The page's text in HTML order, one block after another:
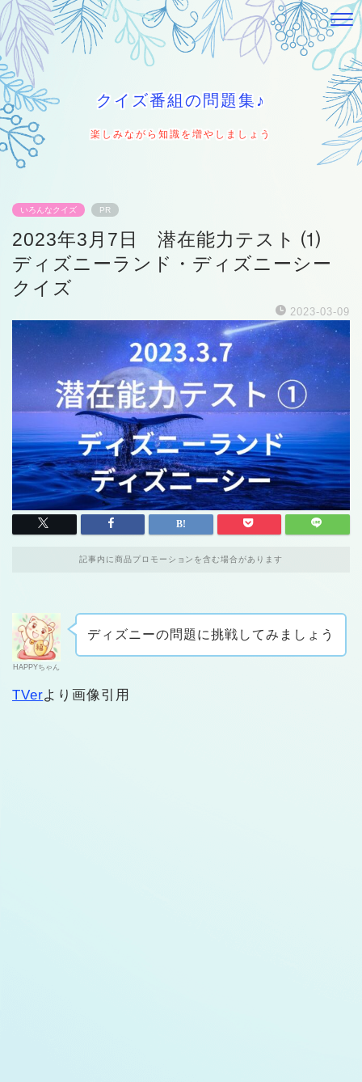
クイズ番組の問題集♪
楽しみながら知識を増やしましょう
いろんなクイズ PR
2023年3月7日 潜在能力テスト ⑴
ディズニーランド・ディズニーシー
クイズ
2023-03-09
記事内に商品プロモーションを含む場合があります
HAPPYちゃん
ディズニーの問題に挑戦してみましょう
TVerより画像引用